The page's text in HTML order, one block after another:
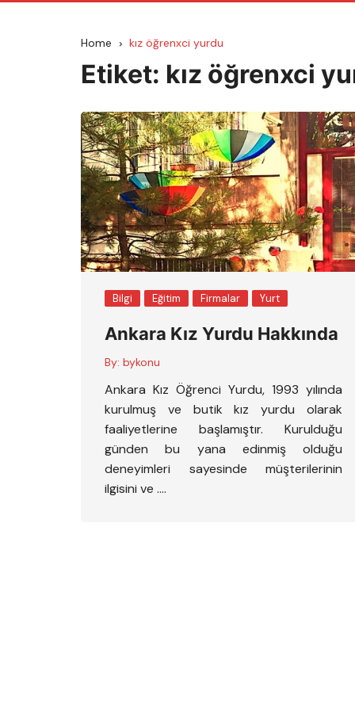
Home kız öğrenxci yurdu
Etiket: kız öğrenxci
Bilgi Eğitim Firmalar Yurt
Ankara Kız Yurdu Hakkında
By: bykonu
Ankara Kız Öğrenci Yurdu, 1993 yılında
kurulmuş ve butik kız yurdu olarak
faaliyetlerine başlamıştır. Kurulduğu
günden bu yana edinmiş olduğu
deneyimleri sayesinde müşterilerinin
ilgisini ve ….